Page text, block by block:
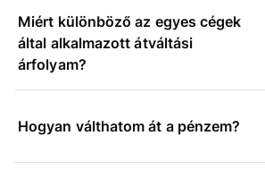
Miért különböző az egyes cégek
által alkalmazott átváltási
árfolyam?
Hogyan válthatom át a pénzem?